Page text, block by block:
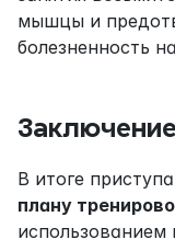
мышцы и
болезненность
Заключение
плану
использованием